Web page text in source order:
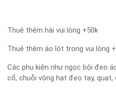
Thuê thêm hài vui lòng +50k
Thuê thêm áo lót trong vui lòng
Các phụ kiện như ngọc bội đeo
cổ, chuỗi vòng hạt đeo tay,